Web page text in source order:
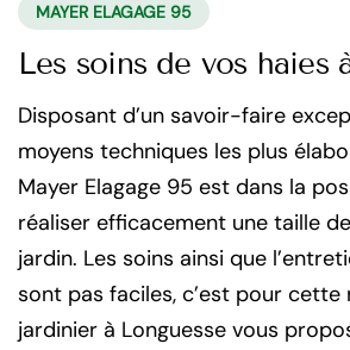
MAYER ELAGAGE 95
Les soins de vos haies
Disposant d’un savoir-faire
moyens techniques les plus
Mayer Elagage 95 est dans la
réaliser efficacement une taille
jardin. Les soins ainsi que
sont pas faciles, c’est pour cette
jardinier à Longuesse vous